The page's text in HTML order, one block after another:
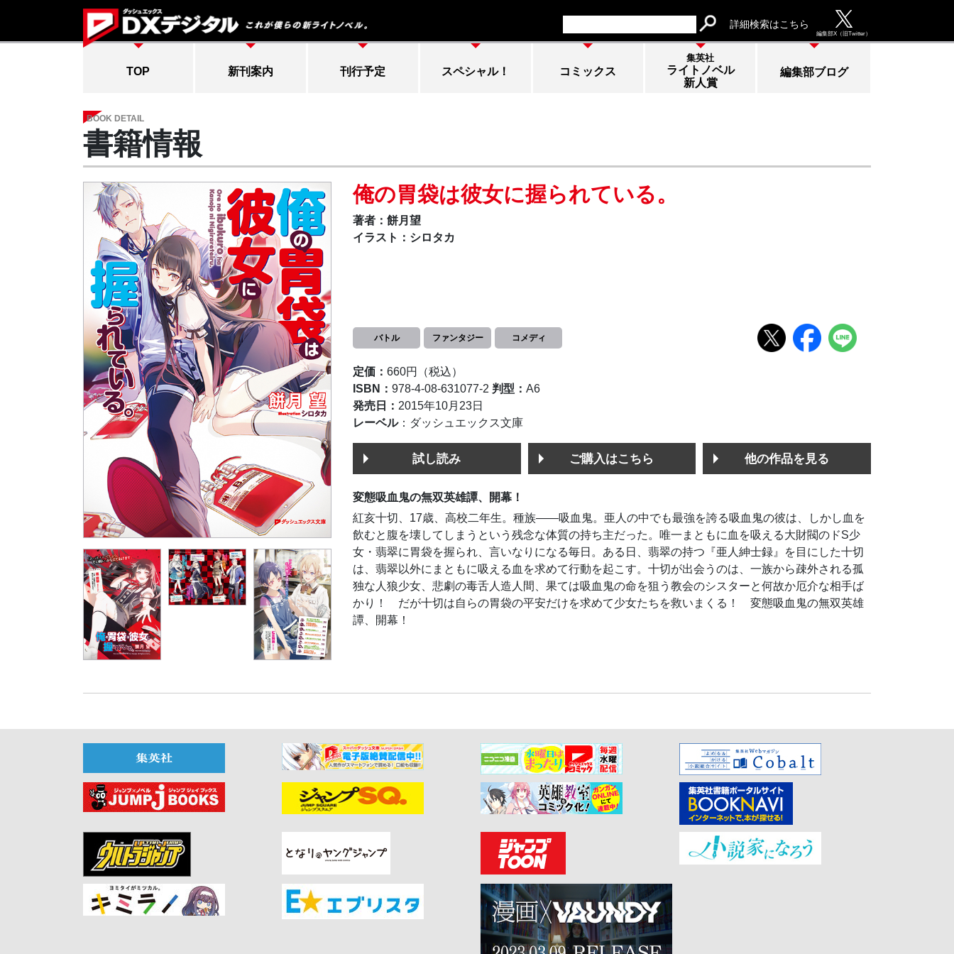
詳細検索はこちら
編集部X（旧Twitter）
TOP 新刊案内 刊行予定 スペシャル！ コミックス
集英社
ライトノベル
新人賞
編集部ブログ
BOOK DETAIL
書籍情報
俺の胃袋は彼女に握られている。
著者：餅月望
イラスト：シロタカ
バトル ファンタジー コメディ
定価： 660円（税込）
ISBN： 978-4-08-631077-2 判型： A6
発売日： 2015年10月23日
レーベル：ダッシュエックス文庫
試し読み ご購入はこちら 他の作品を見る
変態吸血鬼の無双英雄譚、開幕！
紅亥十切、17歳、高校二年生。種族――吸血鬼。亜人の中でも最強を誇る吸血鬼の彼は、しかし血を
飲むと腹を壊してしまうという残念な体質の持ち主だった。唯一まともに血を吸える大財閥のドS少
女・翡翠に胃袋を握られ、言いなりになる毎日。ある日、翡翠の持つ『亜人紳士録』を目にした十切
は、翡翠以外にまともに吸える血を求めて行動を起こす。十切が出会うのは、一族から疎外される孤
独な人狼少女、悲劇の毒舌人造人間、果ては吸血鬼の命を狙う教会のシスターと何故か厄介な相手ば
かり！ だが十切は自らの胃袋の平安だけを求めて少女たちを救いまくる！ 変態吸血鬼の無双英雄
譚、開幕！